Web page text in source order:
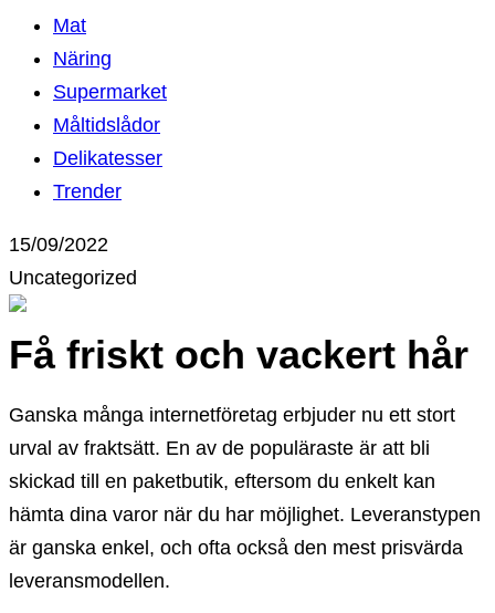
Mat
Näring
Supermarket
Måltidslådor
Delikatesser
Trender
15/09/2022
Uncategorized
Få friskt och vackert hår
Ganska många internetföretag erbjuder nu ett stort
urval av fraktsätt. En av de populäraste är att bli
skickad till en paketbutik, eftersom du enkelt kan
hämta dina varor när du har möjlighet. Leveranstypen
är ganska enkel, och ofta också den mest prisvärda
leveransmodellen.